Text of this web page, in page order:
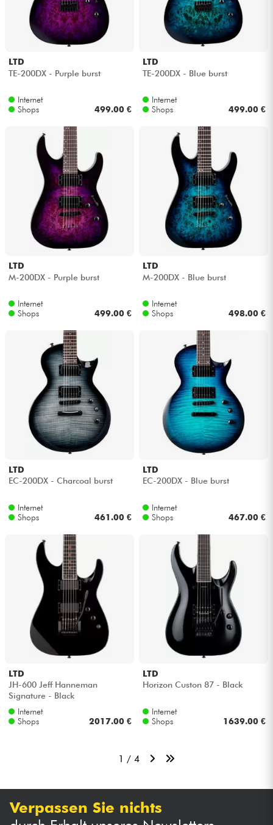
LTD
TE-200DX - Purple burst
Internet
Shops
499.00 €
LTD
TE-200DX - Blue burst
Internet
Shops
499.00 €
LTD
M-200DX - Purple burst
Internet
Shops
499.00 €
LTD
M-200DX - Blue burst
Internet
Shops
498.00 €
LTD
EC-200DX - Charcoal burst
Internet
Shops
461.00 €
LTD
EC-200DX - Blue burst
Internet
Shops
467.00 €
LTD
JH-600 Jeff Hanneman
Signature - Black
Internet
Shops
2017.00 €
LTD
Horizon Custon 87 - Black
Internet
Shops
1639.00 €
1 / 4
Verpassen Sie nichts